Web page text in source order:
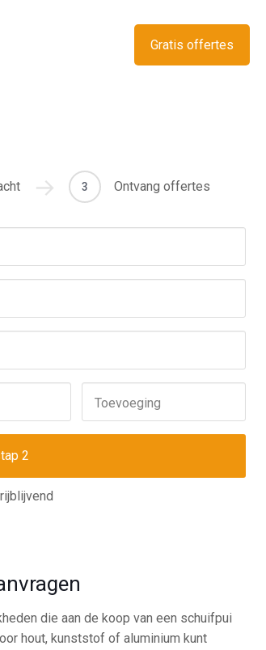
Gratis offertes
3 Ontvang offertes
Toevoeging
die aan de koop van een schuifpui
hout, kunststof of aluminium kunt